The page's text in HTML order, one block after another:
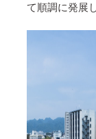
て順調に発展